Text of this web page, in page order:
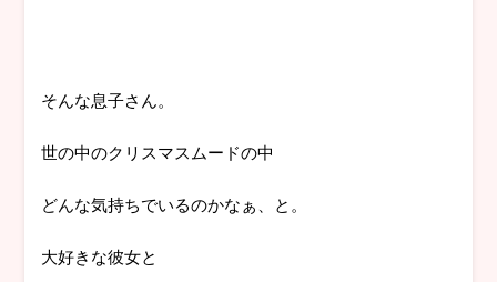
そんな息子さん。
世の中のクリスマスムードの中
どんな気持ちでいるのかなぁ、と。
大好きな彼女と